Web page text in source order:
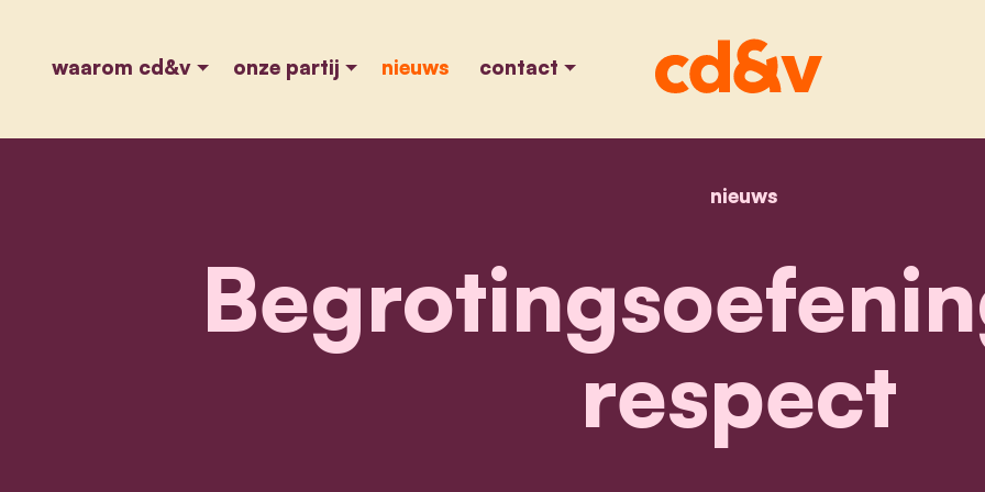
waarom cd&v onze partij nieuws contact
home
nieuwsbegrotingsoefening
respect